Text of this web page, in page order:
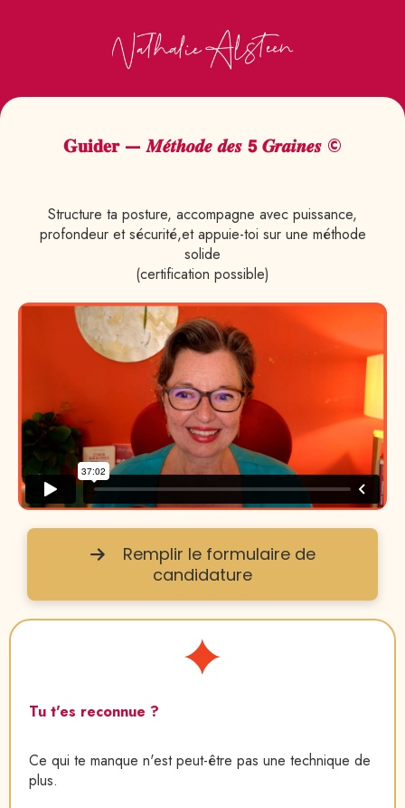
𝐆𝐮𝐢𝐝𝐞𝐫 — 𝑴𝒆́𝒕𝒉𝒐𝒅𝒆 𝒅𝒆𝒔 𝟱 𝑮𝒓𝒂𝒊𝒏𝒆𝒔 ©
Structure ta posture, accompagne avec puissance,
profondeur et sécurité,et appuie-toi sur une méthode
solide
(certification possible)
Remplir le formulaire de
candidature
Tu t'es reconnue ?
Ce qui te manque n'est peut-être pas une technique de
plus.